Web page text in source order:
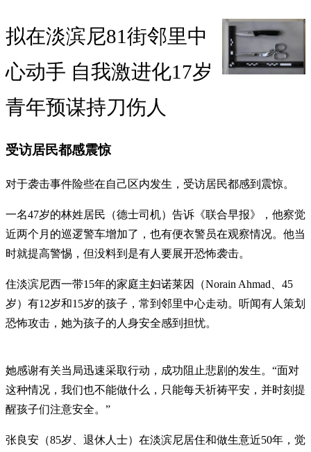
拟在淡滨尼81街邻里中
心动手 自我激进化17岁
青年预谋持刀伤人
受访居民都感震惊
对于袭击事件险些在自己区内发生，受访居民都感到震惊。
一名47岁的林姓居民（德士司机）告诉《联合早报》，他察觉
近两个月的巡逻警车增加了，也有便衣警员在观察情况。他当
时就提高警惕，但没料到是有人要展开恐怖袭击。
住淡滨尼西一带15年的家庭主妇诺莱因（Norain Ahmad、45
岁）有12岁和15岁的孩子，常到邻里中心走动。听闻有人策划
恐怖攻击，她为孩子的人身安全感到担忧。
她感谢有关当局迅速采取行动，成功阻止悲剧的发生。“面对
这种情况，我们也不能做什么，只能每天祈祷平安，并时刻提
醒孩子们注意安全。”
张良安（85岁、退休人士）在淡滨尼居住和做生意近50年，觉